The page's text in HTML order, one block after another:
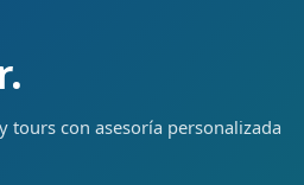
tours con asesoría personalizada